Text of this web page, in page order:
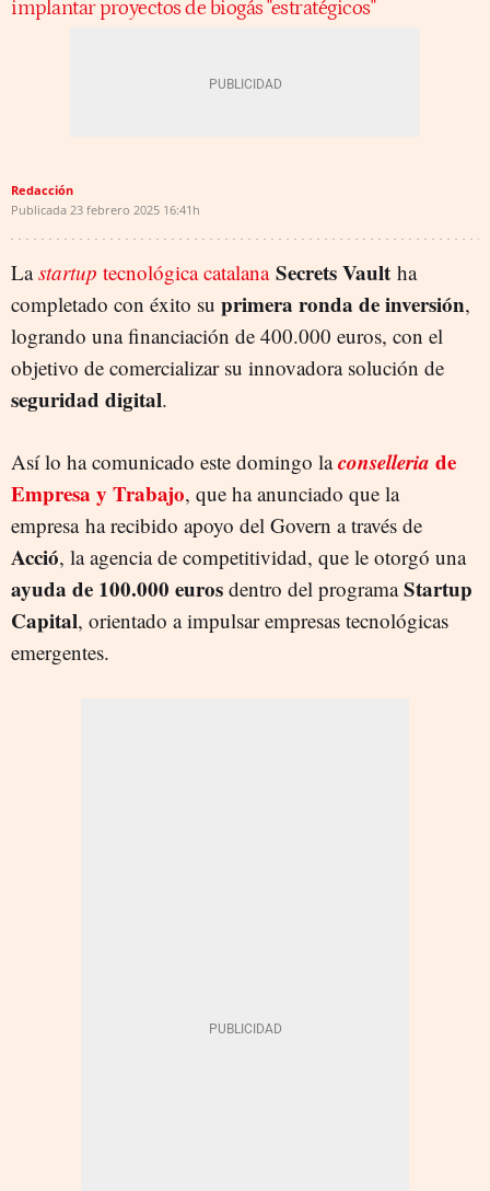
implantar proyectos de biogás "estratégicos"
Redacción
Publicada 23 febrero 2025 16:41h
Lastartup tecnológica catalana Secrets Vault ha
completado con éxito su primera ronda de inversión,
logrando una financiación de 400.000 euros, con el
objetivo de comercializar su innovadora solución de
seguridad digital.
Así lo ha comunicado este domingo laconselleria de
Empresa y Trabajo, que ha anunciado que la
empresa ha recibido apoyo del Govern a través de
Acció, la agencia de competitividad, que le otorgó una
ayuda de 100.000 euros dentro del programaStartup
Capital, orientado a impulsar empresas tecnológicas
emergentes.